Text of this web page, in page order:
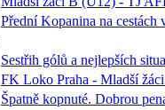
Přední Kopanina na
Sestřih gólů a nejlepších
FK Loko Praha - Mladší
Špatně kopnuté. Dobrou